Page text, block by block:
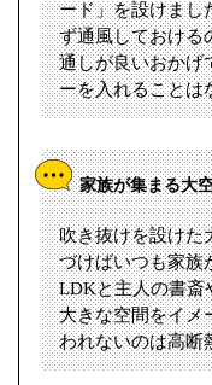
ード」を設けまし
ず通風しておける
通しが良いおかげ
ーを入れることは
家族が集まる大
吹き抜けを設けた
づけばいつも家族
LDKと主人の書斎
大きな空間をイメ
われないのは高断